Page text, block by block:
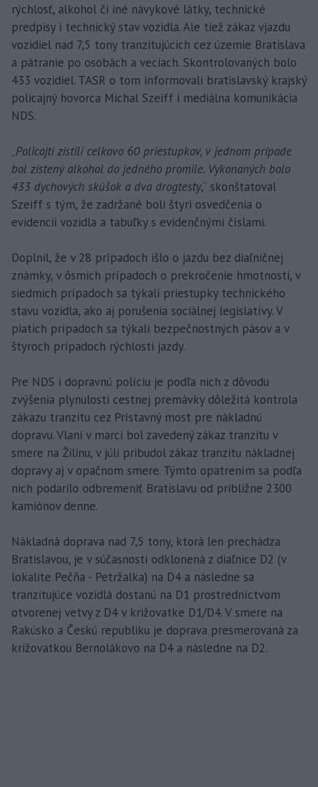
rýchlosť, alkohol či iné návykové látky, technické
predpisy i technický stav vozidla. Ale tiež zákaz vjazdu
vozidiel nad 7,5 tony tranzitujúcich cez územie Bratislava
a pátranie po osobách a veciach. Skontrolovaných bolo
433 vozidiel. TASR o tom informovali bratislavský krajský
policajný hovorca Michal Szeiff i mediálna komunikácia
NDS.
„Policajti zistili celkovo 60 priestupkov, v jednom prípade
bol zistený alkohol do jedného promile. Vykonaných bolo
433 dychových skúšok a dva drogtesty,“ skonštatoval
Szeiff s tým, že zadržané boli štyri osvedčenia o
evidencii vozidla a tabuľky s evidenčnými číslami.
Doplnil, že v 28 prípadoch išlo o jazdu bez diaľničnej
známky, v ôsmich prípadoch o prekročenie hmotnosti, v
siedmich prípadoch sa týkali priestupky technického
stavu vozidla, ako aj porušenia sociálnej legislatívy. V
piatich prípadoch sa týkali bezpečnostných pásov a v
štyroch prípadoch rýchlosti jazdy.
Pre NDS i dopravnú políciu je podľa nich z dôvodu
zvýšenia plynulosti cestnej premávky dôležitá kontrola
zákazu tranzitu cez Prístavný most pre nákladnú
dopravu. Vlani v marci bol zavedený zákaz tranzitu v
smere na Žilinu, v júli pribudol zákaz tranzitu nákladnej
dopravy aj v opačnom smere. Týmto opatrením sa podľa
nich podarilo odbremeniť Bratislavu od približne 2300
kamiónov denne.
Nákladná doprava nad 7,5 tony, ktorá len prechádza
Bratislavou, je v súčasnosti odklonená z diaľnice D2 (v
lokalite Pečňa - Petržalka) na D4 a následne sa
tranzitujúce vozidlá dostanú na D1 prostredníctvom
otvorenej vetvy z D4 v križovatke D1/D4. V smere na
Rakúsko a Českú republiku je doprava presmerovaná za
križovatkou Bernolákovo na D4 a následne na D2.